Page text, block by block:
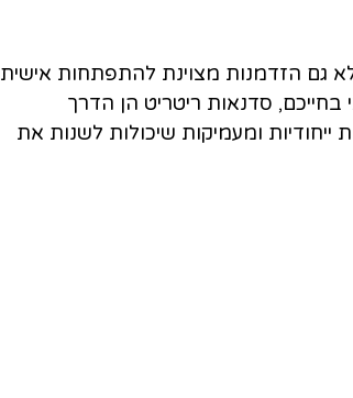
גם הזדמנות מצוינת להתפתחות אישית
בחייכם, סדנאות ריטריט הן הדרך
ומעמיקות שיכולות לשנות את